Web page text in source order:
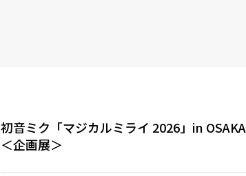
初音ミク「マジカルミライ 2026」in OSAKA
＜企画展＞